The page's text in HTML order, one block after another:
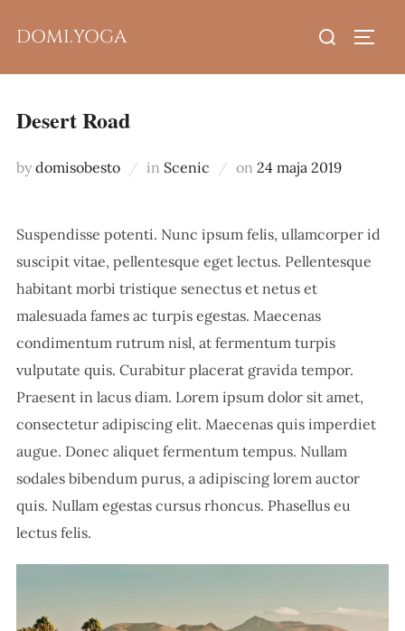
DOMI.YOGA
Search
Desert Road
bydomisobesto in Scenic on Posted
24 maja 2019
Suspendisse potenti. Nunc ipsum felis, ullamcorper id
suscipit vitae, pellentesque eget lectus. Pellentesque
habitant morbi tristique senectus et netus et
malesuada fames ac turpis egestas. Maecenas
condimentum rutrum nisl, at fermentum turpis
vulputate quis. Curabitur placerat gravida tempor.
Praesent in lacus diam. Lorem ipsum dolor sit amet,
consectetur adipiscing elit. Maecenas quis imperdiet
augue. Donec aliquet fermentum tempus. Nullam
sodales bibendum purus, a adipiscing lorem auctor
quis. Nullam egestas cursus rhoncus. Phasellus eu
lectus felis.